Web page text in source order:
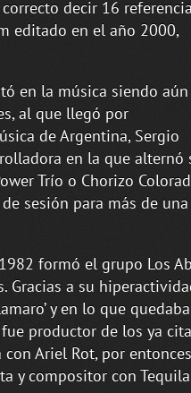
decir 16
editado en el año 2000,
en la música siendo aún
al que llegó por
de Argentina, Sergio
en la que alternó
Trío o Chorizo
sesión para más de una
formó el grupo Los
Gracias a su
y en lo que
productor de los ya
Ariel Rot, por
y compositor con